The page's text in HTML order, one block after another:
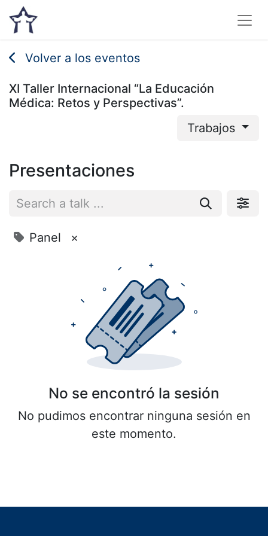
Volver a los eventos
XI Taller Internacional “La Educación
Médica: Retos y Perspectivas”.
Trabajos
Presentaciones
Panel ×
No se encontró la sesión
No pudimos encontrar ninguna sesión en
este momento.